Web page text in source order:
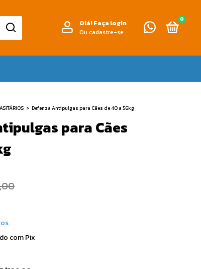
Olá!Faça login
Ou cadastre-se
0
> Defenza Antipulgas para Cães de 40 a 56kg
para Cães
com Pix